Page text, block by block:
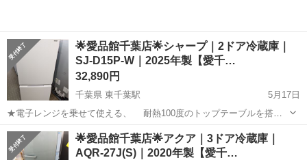
🌟愛品館千葉店🌟シャープ｜2ドア冷蔵庫｜
SJ-D15P-W｜2025年製【愛千…
32,890円
千葉県 東千葉駅
5月17日
★電子レンジを乗せて使える、 耐熱100度のトップテーブルを搭
載！ ★ドアの開閉方向を自由につけかえ可能な、 「つけかえどっち
もドア」採用の冷蔵庫です♪ -----------------------------...
千葉 千葉市 東千葉駅 キッチン家電 ドア
🌟愛品館千葉店🌟アクア｜3ドア冷蔵庫｜
AQR-27J(S)｜2020年製【愛千…